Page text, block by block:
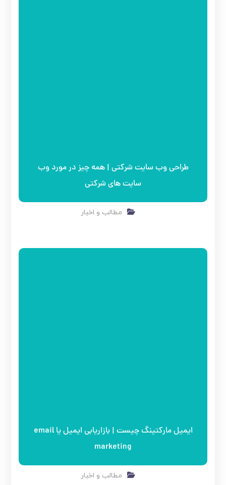
طراحی وب سایت شرکتی | همه چیز در مورد وب
سایت های شرکتی
مطالب و اخبار
ایمیل مارکتینگ چیست | بازاریابی ایمیل یا email
marketing
مطالب و اخبار